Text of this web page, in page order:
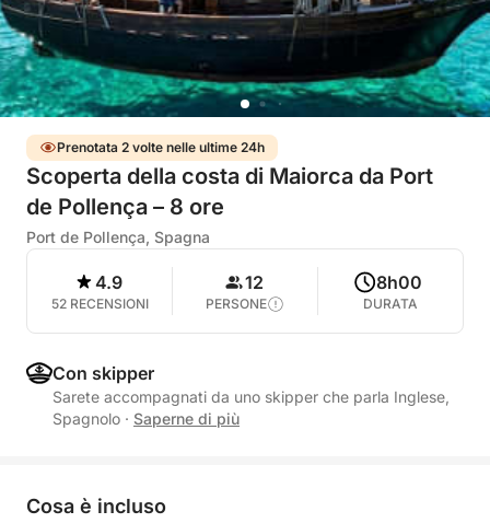
Prenotata 2 volte nelle ultime 24h
Scoperta della costa di Maiorca da Port
de Pollença – 8 ore
Port de Pollença, Spagna
4.9
52 RECENSIONI
12
PERSONE
8h00
DURATA
Con skipper
Sarete accompagnati da uno skipper che parla Inglese,
Spagnolo · Saperne di più
Cosa è incluso